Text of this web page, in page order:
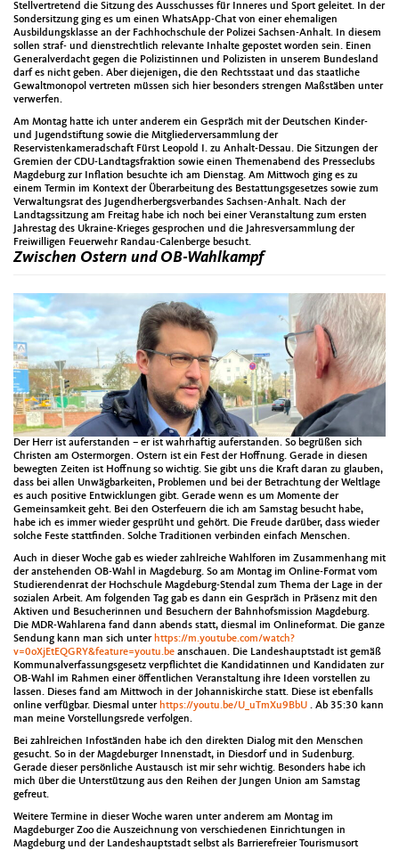
Stellvertretend die Sitzung des Ausschusses für Inneres und Sport geleitet. In der
Sondersitzung ging es um einen WhatsApp-Chat von einer ehemaligen
Ausbildungsklasse an der Fachhochschule der Polizei Sachsen-Anhalt. In diesem
sollen straf- und dienstrechtlich relevante Inhalte gepostet worden sein. Einen
Generalverdacht gegen die Polizistinnen und Polizisten in unserem Bundesland
darf es nicht geben. Aber diejenigen, die den Rechtsstaat und das staatliche
Gewaltmonopol vertreten müssen sich hier besonders strengen Maßstäben unter
verwerfen.
Am Montag hatte ich unter anderem ein Gespräch mit der Deutschen Kinder-
und Jugendstiftung sowie die Mitgliederversammlung der
Reservistenkameradschaft Fürst Leopold I. zu Anhalt-Dessau. Die Sitzungen der
Gremien der CDU-Landtagsfraktion sowie einen Themenabend des Presseclubs
Magdeburg zur Inflation besuchte ich am Dienstag. Am Mittwoch ging es zu
einem Termin im Kontext der Überarbeitung des Bestattungsgesetzes sowie zum
Verwaltungsrat des Jugendherbergsverbandes Sachsen-Anhalt. Nach der
Landtagssitzung am Freitag habe ich noch bei einer Veranstaltung zum ersten
Jahrestag des Ukraine-Krieges gesprochen und die Jahresversammlung der
Freiwilligen Feuerwehr Randau-Calenberge besucht.
Zwischen Ostern und OB-Wahlkampf
Der Herr ist auferstanden – er ist wahrhaftig auferstanden. So begrüßen sich
Christen am Ostermorgen. Ostern ist ein Fest der Hoffnung. Gerade in diesen
bewegten Zeiten ist Hoffnung so wichtig. Sie gibt uns die Kraft daran zu glauben,
dass bei allen Unwägbarkeiten, Problemen und bei der Betrachtung der Weltlage
es auch positive Entwicklungen gibt. Gerade wenn es um Momente der
Gemeinsamkeit geht. Bei den Osterfeuern die ich am Samstag besucht habe,
habe ich es immer wieder gesprüht und gehört. Die Freude darüber, dass wieder
solche Feste stattfinden. Solche Traditionen verbinden einfach Menschen.
Auch in dieser Woche gab es wieder zahlreiche Wahlforen im Zusammenhang mit
der anstehenden OB-Wahl in Magdeburg. So am Montag im Online-Format vom
Studierendenrat der Hochschule Magdeburg-Stendal zum Thema der Lage in der
sozialen Arbeit. Am folgenden Tag gab es dann ein Gespräch in Präsenz mit den
Aktiven und Besucherinnen und Besuchern der Bahnhofsmission Magdeburg.
Die MDR-Wahlarena fand dann abends statt, diesmal im Onlineformat. Die ganze
Sendung kann man sich unter https://m.youtube.com/watch?
v=0oXjEtEQGRY&feature=youtu.be anschauen. Die Landeshauptstadt ist gemäß
Kommunalverfassungsgesetz verpflichtet die Kandidatinnen und Kandidaten zur
OB-Wahl im Rahmen einer öffentlichen Veranstaltung ihre Ideen vorstellen zu
lassen. Dieses fand am Mittwoch in der Johanniskirche statt. Diese ist ebenfalls
online verfügbar. Diesmal unter https://youtu.be/U_uTmXu9BbU . Ab 35:30 kann
man meine Vorstellungsrede verfolgen.
Bei zahlreichen Infoständen habe ich den direkten Dialog mit den Menschen
gesucht. So in der Magdeburger Innenstadt, in Diesdorf und in Sudenburg.
Gerade dieser persönliche Austausch ist mir sehr wichtig. Besonders habe ich
mich über die Unterstützung aus den Reihen der Jungen Union am Samstag
gefreut.
Weitere Termine in dieser Woche waren unter anderem am Montag im
Magdeburger Zoo die Auszeichnung von verschiedenen Einrichtungen in
Magdeburg und der Landeshauptstadt selbst als Barrierefreier Tourismusort